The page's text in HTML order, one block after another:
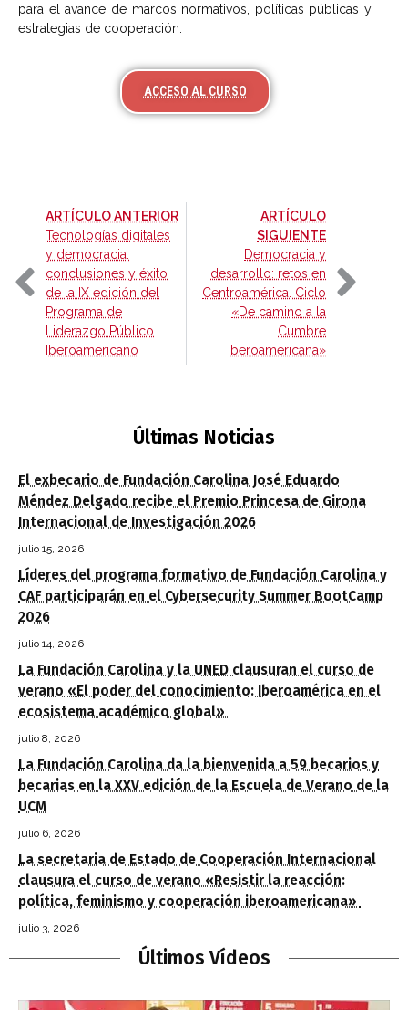
para el avance de marcos normativos, políticas públicas y
estrategias de cooperación.
ACCESO AL CURSO
ARTÍCULO ANTERIOR-
Tecnologías digitales
y democracia:
conclusiones y éxito
de la IX edición del
Programa de
Liderazgo Público
Iberoamericano
ARTÍCULO
SIGUIENTE-
Democracia y
desarrollo: retos en
Centroamérica. Ciclo
«De camino a la
Cumbre
Iberoamericana»
Últimas Noticias
El exbecario de Fundación Carolina José Eduardo
Méndez Delgado recibe el Premio Princesa de Girona
Internacional de Investigación 2026
julio 15, 2026
Líderes del programa formativo de Fundación Carolina y
CAF participarán en el Cybersecurity Summer BootCamp
2026
julio 14, 2026
La Fundación Carolina y la UNED clausuran el curso de
verano «El poder del conocimiento: Iberoamérica en el
ecosistema académico global»
julio 8, 2026
La Fundación Carolina da la bienvenida a 59 becarios y
becarias en la XXV edición de la Escuela de Verano de la
UCM
julio 6, 2026
La secretaria de Estado de Cooperación Internacional
clausura el curso de verano «Resistir la reacción:
política, feminismo y cooperación iberoamericana»
julio 3, 2026
Últimos Vídeos